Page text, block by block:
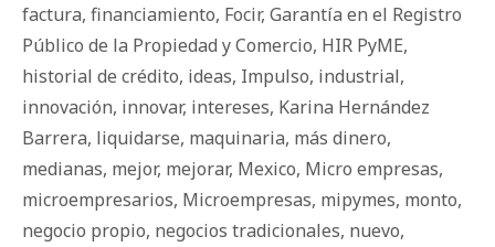
factura, financiamiento, Focir, Garantía en el Registro
Público de la Propiedad y Comercio, HIR PyME,
historial de crédito, ideas, Impulso, industrial,
innovación, innovar, intereses, Karina Hernández
Barrera, liquidarse, maquinaria, más dinero,
medianas, mejor, mejorar, Mexico, Micro empresas,
microempresarios, Microempresas, mipymes, monto,
negocio propio, negocios tradicionales, nuevo,